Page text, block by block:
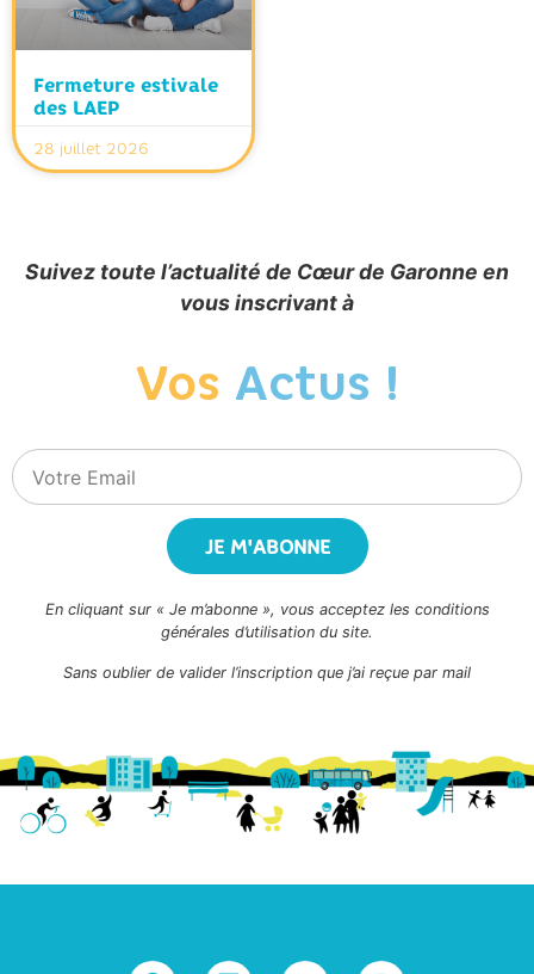
Fermeture estivale
des LAEP
28 juillet 2026
Suivez toute l’actualité de Cœur de Garonne en
vous inscrivant à
Vos Actus !
JE M'ABONNE
En cliquant sur « Je m’abonne », vous acceptez les conditions
générales d’utilisation du site.
Sans oublier de valider l’inscription que j’ai reçue par mail